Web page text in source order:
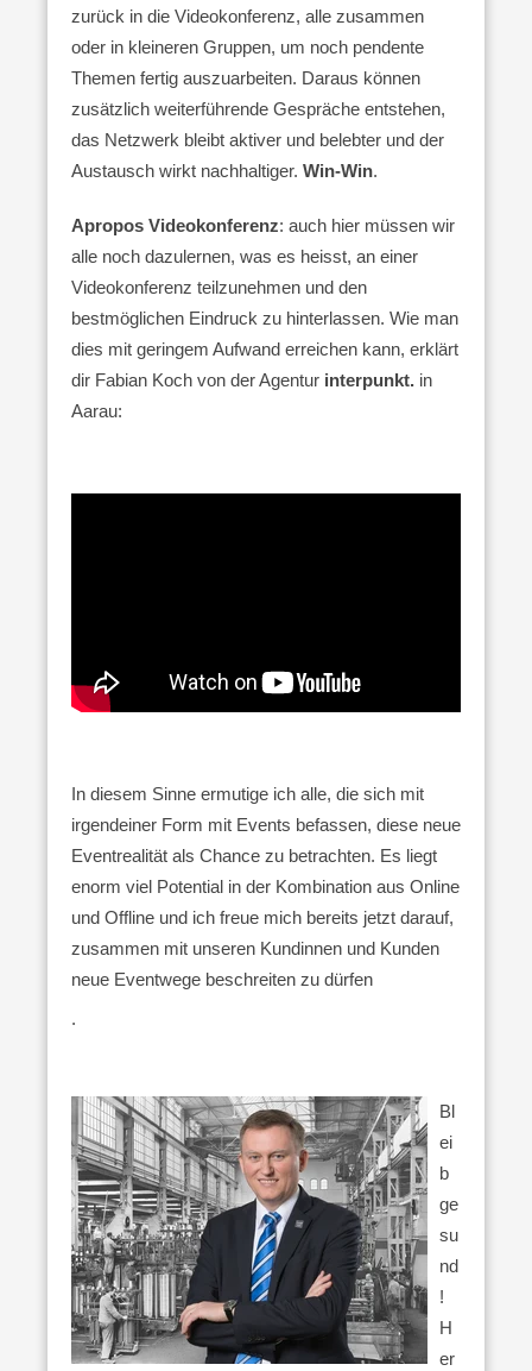
zurück in die Videokonferenz, alle zusammen
oder in kleineren Gruppen, um noch pendente
Themen fertig auszuarbeiten. Daraus können
zusätzlich weiterführende Gespräche entstehen,
das Netzwerk bleibt aktiver und belebter und der
Austausch wirkt nachhaltiger. Win-Win.
Apropos Videokonferenz: auch hier müssen wir
alle noch dazulernen, was es heisst, an einer
Videokonferenz teilzunehmen und den
bestmöglichen Eindruck zu hinterlassen. Wie man
dies mit geringem Aufwand erreichen kann, erklärt
dir Fabian Koch von der Agentur interpunkt. in
Aarau:
In diesem Sinne ermutige ich alle, die sich mit
irgendeiner Form mit Events befassen, diese neue
Eventrealität als Chance zu betrachten. Es liegt
enorm viel Potential in der Kombination aus Online
und Offline und ich freue mich bereits jetzt darauf,
zusammen mit unseren Kundinnen und Kunden
neue Eventwege beschreiten zu dürfen
.
Bl
ei
b
ge
su
nd
!
H
er